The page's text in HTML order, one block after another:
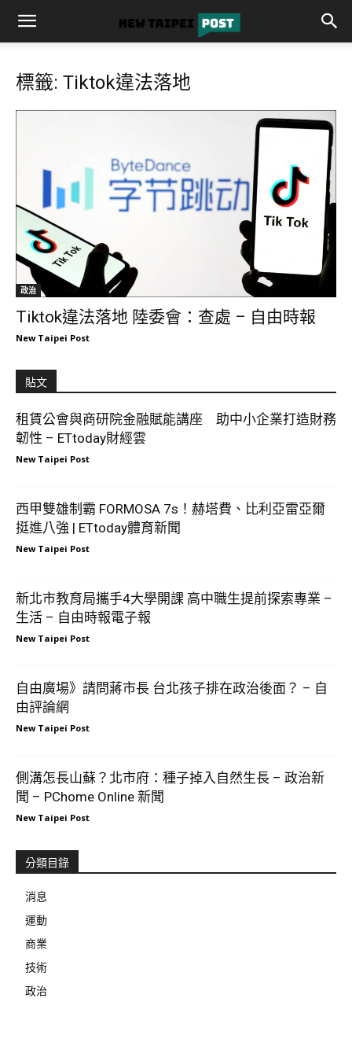
標籤: Tiktok違法落地
政治
Tiktok違法落地 陸委會：查處 – 自由時報
New Taipei Post
貼文
租賃公會與商研院金融賦能講座 助中小企業打造財務
韌性 – ETtoday財經雲
New Taipei Post
西甲雙雄制霸 FORMOSA 7s！赫塔費、比利亞雷亞爾
挺進八強 | ETtoday體育新聞
New Taipei Post
新北市教育局攜手4大學開課 高中職生提前探索專業 –
生活 – 自由時報電子報
New Taipei Post
自由廣場》請問蔣市長 台北孩子排在政治後面？ – 自
由評論網
New Taipei Post
側溝怎長山蘇？北市府：種子掉入自然生長 – 政治新
聞 – PChome Online 新聞
New Taipei Post
分類目錄
消息
運動
商業
技術
政治